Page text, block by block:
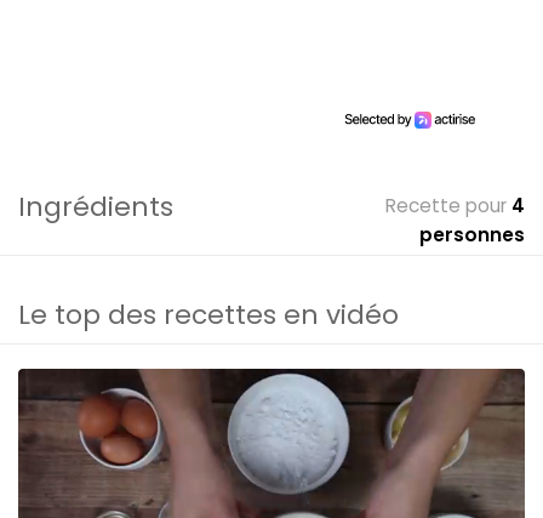
Ingrédients Recette pour 4
personnes
Le top des recettes en vidéo